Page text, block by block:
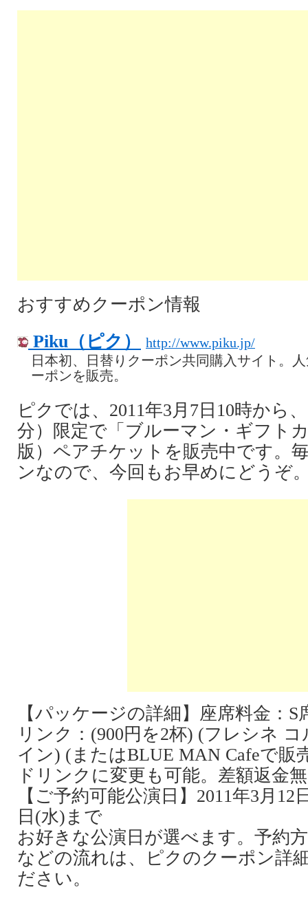
おすすめクーポン情報
Piku（ピク）
http://www.piku.jp/
日本初、日替りクーポン共同購入サイト。
ーポンを販売。
ピクでは、2011年3月7日10時から
分）限定で「ブルーマン・ギフト
版）ペアチケットを販売中です。
ンなので、今回もお早めにどうぞ
【パッケージの詳細】座席料金：S
リンク：(900円を2杯) (フレシネ
イン) (またはBLUE MAN Cafeで販
ドリンクに変更も可能。差額返金
【ご予約可能公演日】2011年3月12
日(水)まで
お好きな公演日が選べます。予約
などの流れは、ピクのクーポン詳
ださい。